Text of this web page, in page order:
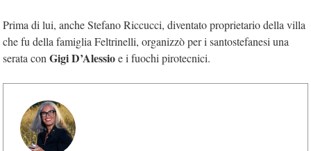
Prima di lui, anche Stefano Riccucci, diventato proprietario della villa
che fu della famiglia Feltrinelli, organizzò per i santostefanesi una
serata con Gigi D’Alessioe i fuochi pirotecnici.